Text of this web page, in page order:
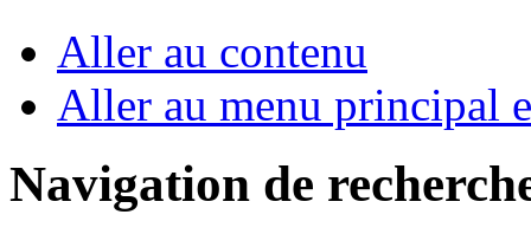
Aller au contenu
Aller au menu principal
Navigation de